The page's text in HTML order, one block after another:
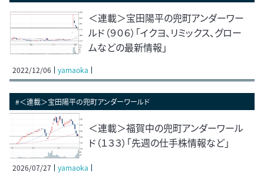
＜連載＞宝田陽平の兜町アンダーワー
ルド（９０６）「イクヨ、リミックス、グロー
ムなどの最新情報」
2022/12/06 yamaoka
#＜連載＞宝田陽平の兜町アンダーワールド
＜連載＞福賀中の兜町アンダーワール
ド（１３３）「先週の仕手株情報など」
2026/07/27 yamaoka